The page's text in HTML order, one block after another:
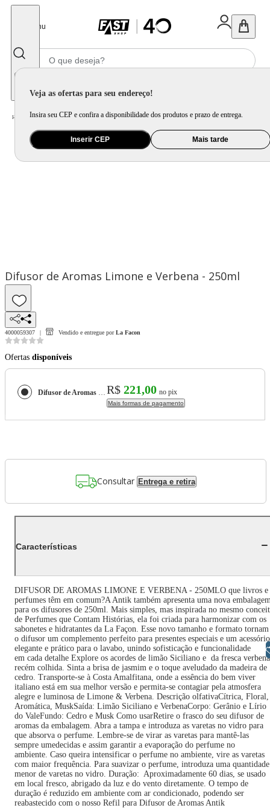
Menu
Veja as ofertas para seu endereço!
Insira seu CEP e confira a disponibilidade dos produtos e prazo de entrega.
Inserir CEP Mais tarde
Home Móveis e Decoração / Decoração / Vela e Aromatizador de Ambiente
Difusor de Aromas Limone e Verbena - 250ml
4000059307 Vendido e entregue por La Facon
Ofertas disponíveis
Difusor de Aromas Limone e Verbena - 250ml R$ 221,00 no pix
Mais formas de pagamento
Consultar Entrega e retira
Características
DIFUSOR DE AROMAS LIMONE E VERBENA - 250MLO que livros e
perfumes têm em comum?A Antik também apresenta uma nova
para os difusores de 250ml. Mais simples, mas inspirada no mesmo
de Perfumes que Contam Histórias, ela foi criada para harmonizar com os
sabonetes e hidratantes da La Façon. Esse novo tamanho e formato tornam
o difusor um complemento perfeito para presentes especiais e um acessório
elegante e prático para o lavabo, unindo sofisticação e funcionalidade
em cada detalhe Explore os acordes de limão Siciliano e da fresca verbena
recém colhida. Sinta a brisa de jasmim e o toque aveludado da madeira de
cedro. Transporte-se à Costa Amalfitana, onde a essência do bem viver
italiano está em sua melhor versão e permita-se contagiar pela atmosfera
alegre e luminosa de Limone & Verbena. Descrição olfativaCítrica, Floral,
Aromática, MuskSaída: Limão Siciliano e VerbenaCorpo: Gerânio e Lírio
do ValeFundo: Cedro e Musk Como usarRetire o frasco do seu difusor de
aromas da embalagem. Abra a tampa e introduza as varetas no vidro para
que absorva o perfume. Lembre-se de virar as varetas para mantê-las
sempre umedecidas e assim garantir a evaporação do perfume no
ambiente. Caso queira intensificar o perfume no ambiente, vire as varetas
com maior frequência. Para suavizar o perfume, introduza uma quantidade
menor de varetas no vidro. Duração: Aproximadamente 60 dias, se usado
em local fresco, abrigado da luz e do vento diretamente. O tempo de
duração é reduzido em ambiente com ar condicionado, podendo ser
reabastecido com o nosso Refil para Difusor de Aromas Antik
Libras